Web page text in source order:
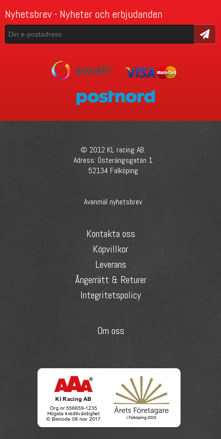
Nyhetsbrev - Nyheter och erbjudanden
Skicka
© 2012 KL racing AB.
Adress: Österängsgatan 1
52134 Falköping
Avanmäl nyhetsbrev
Kontakta oss
Köpvillkor
Leverans
Ångerrätt & Returer
Integritetspolicy
Om oss